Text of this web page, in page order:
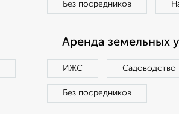
Без посредников
Аренда земельных
ИЖС Садоводство
Без посредников